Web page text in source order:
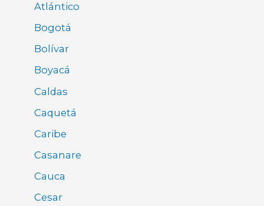
Atlántico
Bogotá
Bolívar
Boyacá
Caldas
Caquetá
Caribe
Casanare
Cauca
Cesar